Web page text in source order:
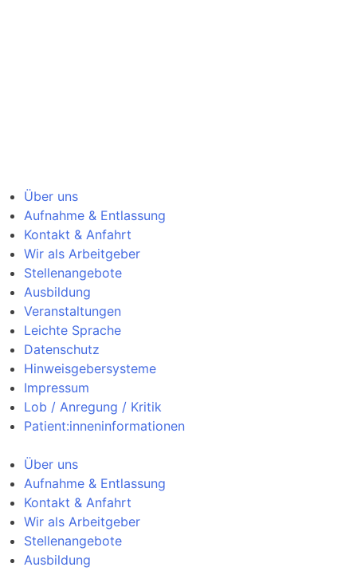
Über uns
Aufnahme & Entlassung
Kontakt & Anfahrt
Wir als Arbeitgeber
Stellenangebote
Ausbildung
Veranstaltungen
Leichte Sprache
Datenschutz
Hinweisgebersysteme
Impressum
Lob / Anregung / Kritik
Patient:inneninformationen
Über uns
Aufnahme & Entlassung
Kontakt & Anfahrt
Wir als Arbeitgeber
Stellenangebote
Ausbildung